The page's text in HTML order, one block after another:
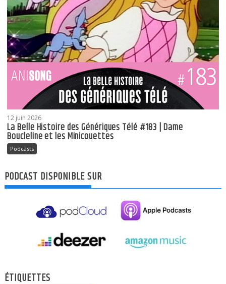
12 juin 2026
La Belle Histoire des Génériques Télé #183 | Dame
Boucleline et les Minicouettes
Podcasts
PODCAST DISPONIBLE SUR
ÉTIQUETTES